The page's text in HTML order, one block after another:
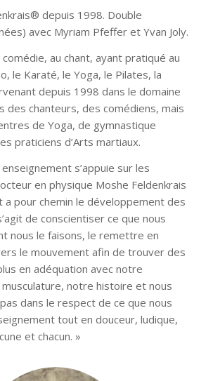
depuis 1998. Double
avec Myriam Pfeffer et Yvan Joly.
comédie, au chant, ayant pratiqué au
le Karaté, le Yoga, le Pilates, la
depuis 1998 dans le domaine
des chanteurs, des comédiens, mais
de Yoga, de gymnastique
praticiens d’Arts martiaux.
s’appuie sur les
en physique Moshe Feldenkrais
pour chemin le développement des
de conscientiser ce que nous
nous le faisons, le remettre en
le mouvement afin de trouver des
en adéquation avec notre
notre histoire et nous
dans le respect de ce que nous
tout en douceur, ludique,
et chacun. »